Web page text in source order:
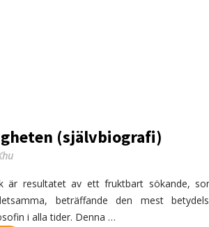
(självbiografi)
är resultatet av ett fruktbart sökande,
beträffande den mest
i alla tider. Denna …